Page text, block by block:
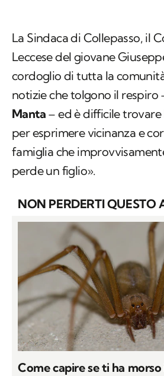
La Sindaca di Collepasso, il
Leccese del giovane
cordoglio di tutta la
notizie che tolgono il respiro
Manta – ed è difficile
per esprimere vicinanza e
famiglia che
perde un figlio».
NON PERDERTI QUESTO
Come capire se ti ha